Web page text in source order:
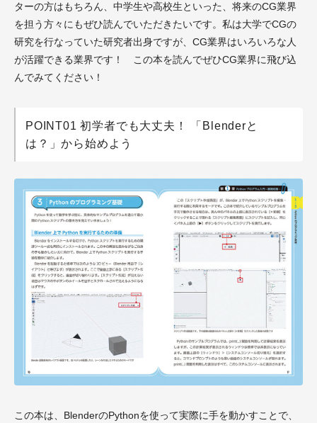
ターの方はもちろん、中学生や高校生といった、将来のCG業界
を担う方々にもぜひ読んでいただきたいです。私は大学でCGの
研究を行なっていた研究者出身ですが、CG業界はいろいろな人
が活躍できる業界です！ この本を読んでぜひCG業界に飛び込
んでみてください！
POINT01 初学者でも大丈夫！ 「Blenderと
は？」から始めよう
この本は、BlenderのPythonを使って実際に手を動かすことで、